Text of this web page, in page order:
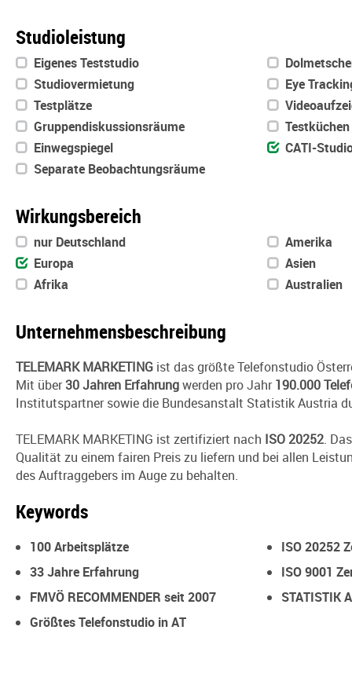
Studioleistung
Eigenes Teststudio
Studiovermietung
Testplätze
Gruppendiskussionsräume
Einwegspiegel
Separate Beobachtungsräume
Eye
Testküchen
CATI-
Wirkungsbereich
nur Deutschland
Europa
Afrika
Amerika
Asien
Australien
Unternehmensbeschreibung
TELEMARK MARKETING ist das größte Telefonstudio
Mit über30 Jahren Erfahrungwerden pro Jahr190.000
Institutspartner sowie die Bundesanstalt Statistik Austria
TELEMARK MARKETING ist zertifiziert nach ISO 20252.
Qualität zu einem fairen Preis zu liefern und bei allen
des Auftraggebers im Auge zu behalten.
Keywords
100 Arbeitsplätze
33 Jahre Erfahrung
FMVÖ RECOMMENDER seit 2007
Größtes Telefonstudio in AT
ISO 20252
ISO 9001
STATISTIK